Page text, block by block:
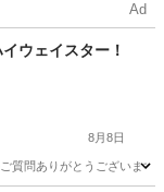
Ad
ウェイスター！
8月8日
問ありがとうございます